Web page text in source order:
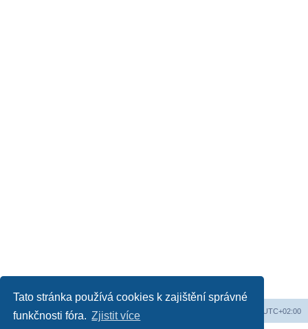
Tato stránka používá cookies k zajištění správné
funkčnosti fóra. Zjistit více
Obsah fóra UTC+02:00